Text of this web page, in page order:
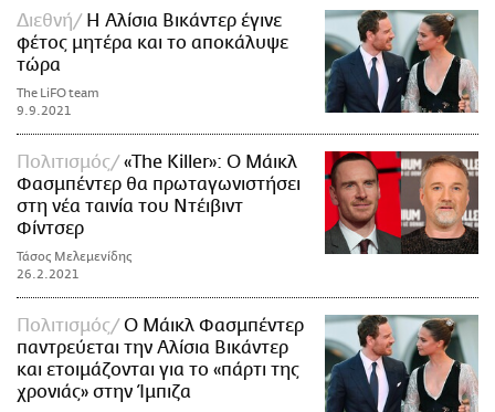
Διεθνή
Η Αλίσια Βικάντερ έγινε
φέτος μητέρα και το αποκάλυψε
τώρα
The LiFO team
9.9.2021
Πολιτισμός
«The Killer»: Ο Μάικλ
Φασμπέντερ θα πρωταγωνιστήσει
στη νέα ταινία του Ντέιβιντ
Φίντσερ
Τάσος Μελεμενίδης
26.2.2021
Πολιτισμός
O Mάικλ Φασμπέντερ
παντρεύεται την Αλίσια Βικάντερ
και ετοιμάζονται για το «πάρτι της
χρονιάς» στην Ίμπιζα